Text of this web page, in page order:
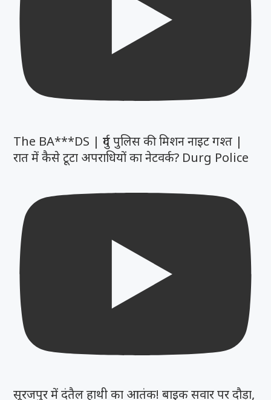
The BA***DS | दुर्ग पुलिस की मिशन नाइट गश्त |
रात में कैसे टूटा अपराधियों का नेटवर्क? Durg Police
सूरजपुर में दंतैल हाथी का आतंक! बाइक सवार पर दौड़ा,